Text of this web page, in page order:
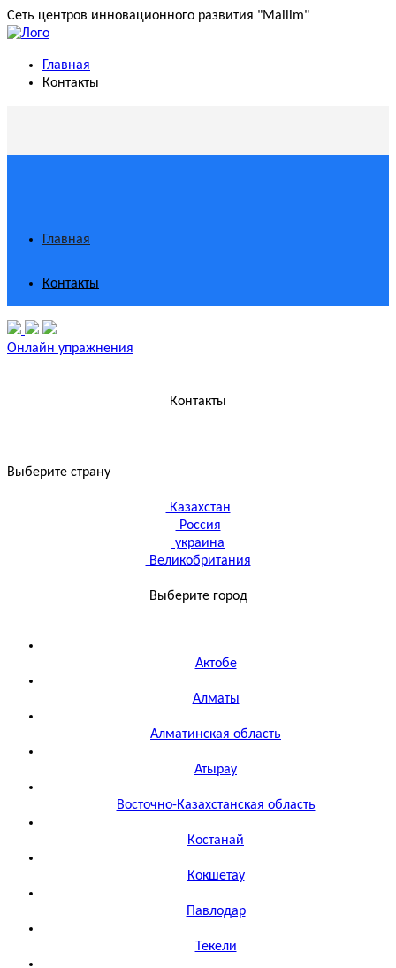
Сеть центров инновационного развития "Mailim"
Главная
Контакты
Главная
Контакты
Онлайн упражнения
Контакты
Выберите страну
Казахстан
Россия
украина
Великобритания
Выберите город
Актобе
Алматы
Алматинская область
Атырау
Восточно-Казахстанская область
Костанай
Кокшетау
Павлодар
Текели